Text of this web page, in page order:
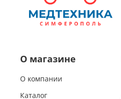
О магазине
О компании
Каталог